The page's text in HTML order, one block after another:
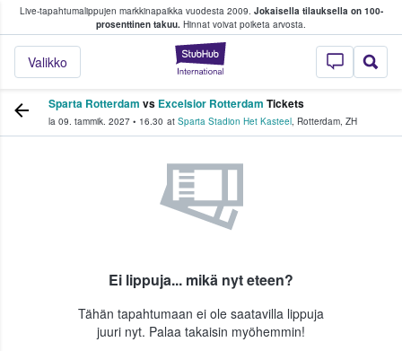
Live-tapahtumalippujen markkinapaikka vuodesta 2009. Jokaisella tilauksella on 100-
prosenttinen takuu. Hinnat voivat poiketa arvosta.
StubHub -
Valikko
fanit ostavat ja myyvät lippuja
Sparta Rotterdam vs Excelsior Rotterdam Tickets
la 09. tammik. 2027 • 16.30 at Sparta Stadion Het Kasteel, Rotterdam, ZH
Ei lippuja... mikä nyt eteen?
Tähän tapahtumaan ei ole saatavilla lippuja
juuri nyt. Palaa takaisin myöhemmin!